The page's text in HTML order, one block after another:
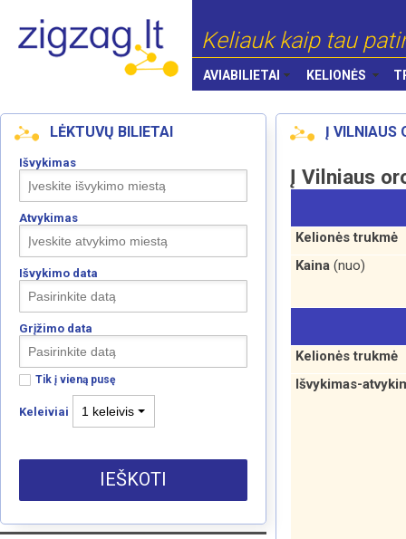
Keliauk kaip tau
AVIABILIETAI KELIONĖS
LĖKTUVŲ BILIETAI
Išvykimas
Atvykimas
Išvykimo data
Grįžimo data
Tik į vieną pusę
Keleiviai 1 keleivis
IEŠKOTI
Į VILNIAUS
Į Vilniaus
Kelionės trukmė
Kaina (nuo)
Kelionės trukmė
Išvykimas-